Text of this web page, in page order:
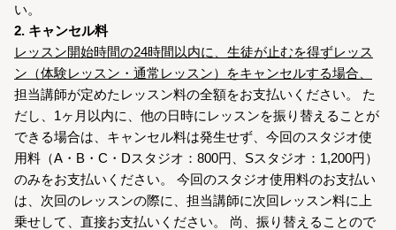
い。
2. キャンセル料
レッスン開始時間の24時間以内に、生徒が止むを得ずレッス
ン（体験レッスン・通常レッスン）をキャンセルする場合、
担当講師が定めたレッスン料の全額をお支払いください。 た
だし、1ヶ月以内に、他の日時にレッスンを振り替えることが
できる場合は、キャンセル料は発生せず、今回のスタジオ使
用料（A・B・C・Dスタジオ：800円、Sスタジオ：1,200円）
のみをお支払いください。 今回のスタジオ使用料のお支払い
は、次回のレッスンの際に、担当講師に次回レッスン料に上
乗せして、直接お支払いください。 尚、振り替えることので